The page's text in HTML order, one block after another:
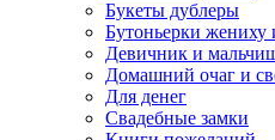
Букеты дублеры
Бутоньерки
Девичник и
Домашний очаг и
Для денег
Свадебные замки